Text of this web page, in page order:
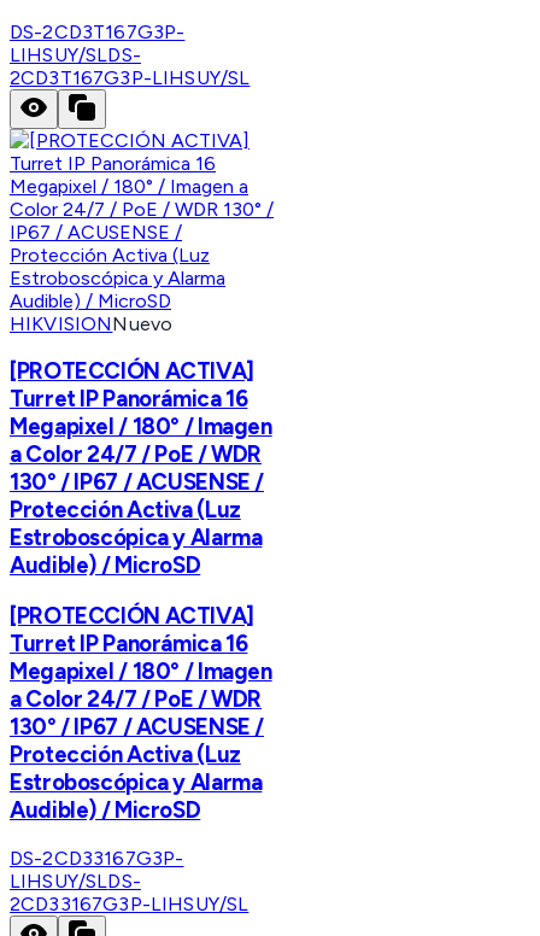
DS-2CD3T167G3P-
LIHSUY/SLDS-
2CD3T167G3P-LIHSUY/SL
HIKVISIONNuevo
[PROTECCIÓN ACTIVA]
Turret IP Panorámica 16
Megapixel / 180° / Imagen
a Color 24/7 / PoE / WDR
130° / IP67 / ACUSENSE /
Protección Activa (Luz
Estroboscópica y Alarma
Audible) / MicroSD
[PROTECCIÓN ACTIVA]
Turret IP Panorámica 16
Megapixel / 180° / Imagen
a Color 24/7 / PoE / WDR
130° / IP67 / ACUSENSE /
Protección Activa (Luz
Estroboscópica y Alarma
Audible) / MicroSD
DS-2CD33167G3P-
LIHSUY/SLDS-
2CD33167G3P-LIHSUY/SL